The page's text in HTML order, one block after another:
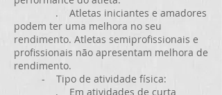
. Atletas iniciantes e amadores
podem ter uma melhora no seu
rendimento. Atletas semiprofissionais e
profissionais não apresentam melhora de
rendimento.
- Tipo de atividade física:
. Em atividades de curta